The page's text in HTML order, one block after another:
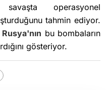
operasyonel
tahmin ediyor.
Rusya'nın bu bombaların
gösteriyor.